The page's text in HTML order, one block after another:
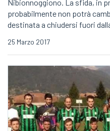
Nibionnoggiono. La sfida, in
probabilmente non potrà
destinata a chiudersi fuori
25 Marzo 2017